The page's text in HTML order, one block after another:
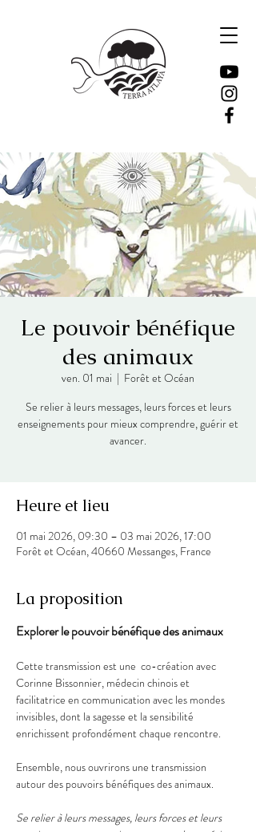
Le pouvoir bénéfique
des animaux
ven. 01 mai
  |
Forêt et Océan
Se relier à leurs messages, leurs forces et leurs
enseignements pour mieux comprendre, guérir et
avancer.
Heure et lieu
01 mai 2026, 09:30 – 03 mai 2026, 17:00
Forêt et Océan, 40660 Messanges, France
La proposition
Explorer le pouvoir bénéfique des animaux
Cette transmission est une  co-création avec
Corinne Bissonnier, médecin chinois et
facilitatrice en communication avec les mondes
invisibles, dont la sagesse et la sensibilité
enrichissent profondément chaque rencontre.
Ensemble, nous ouvrirons une transmission
autour des pouvoirs bénéfiques des animaux.
Se relier à leurs messages, leurs forces et leurs